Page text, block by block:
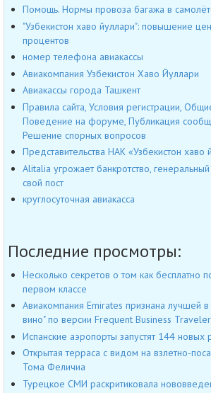
Помощь. Нормы провоза багажа в
"Узбекистон хаво йуллари": повышение
процентов
номер телефона авиакассы
Авиакомпания Узбекистон Хаво Йуллари
Авиакассы города Ташкент
Правила сайта, Условия регистрации,
Поведение на форуме, Публикация
Решение спорных вопросов
Представительства НАК «Узбекистон хаво
Alitalia угрожает банкротство,
свой пост
круглосуточная авиакасса
Последние просмотры:
Несколько секретов о том как бесплатно
первом классе
Авиакомпания Emirates признана лучшей в
вино" по версии Frequent Business Traveler
Испанские аэропорты запустят 144 новых
Открытая терраса с видом на взлетно-
Тома Феличиа
Турецкое СМИ раскритиковала